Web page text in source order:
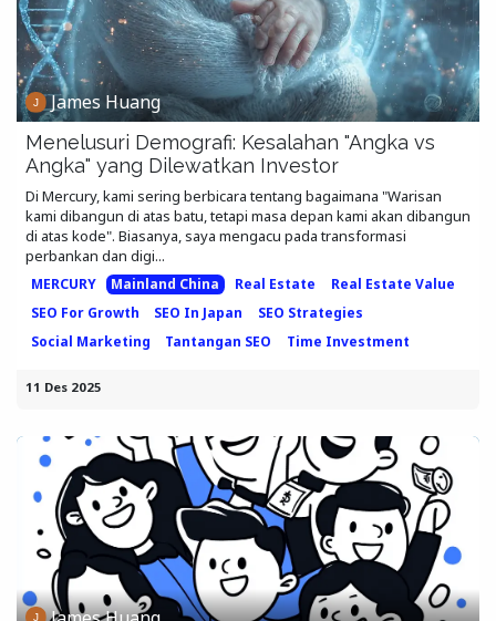
James Huang
Menelusuri Demografi: Kesalahan "Angka vs
Angka" yang Dilewatkan Investor
Di Mercury, kami sering berbicara tentang bagaimana "Warisan
kami dibangun di atas batu, tetapi masa depan kami akan dibangun
di atas kode". Biasanya, saya mengacu pada transformasi
perbankan dan digi...
MERCURY Mainland China Real Estate
Real Estate Value
SEO For Growth
SEO In Japan
SEO Strategies
Social Marketing
Tantangan SEO Time Investment
11 Des 2025